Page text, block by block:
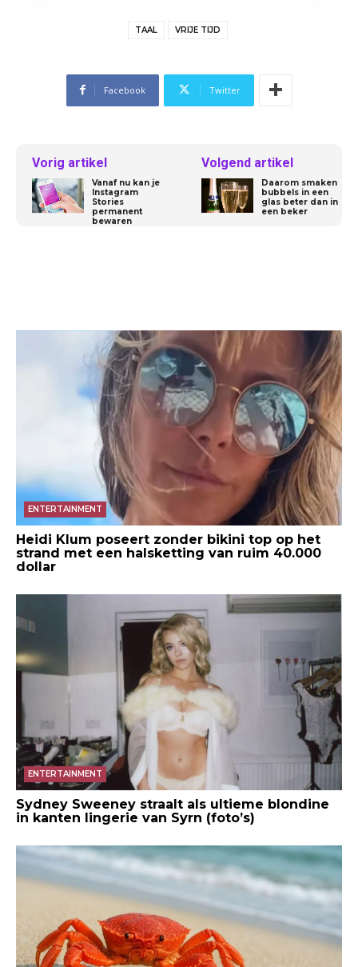
TAAL VRIJE TIJD
Facebook Twitter
Vorig artikel
Vanaf nu kan je
Instagram
Stories
permanent
bewaren
Volgend artikel
Daarom smaken
bubbels in een
glas beter dan in
een beker
ENTERTAINMENT
Heidi Klum poseert zonder bikini top op het
strand met een halsketting van ruim 40.000
dollar
ENTERTAINMENT
Sydney Sweeney straalt als ultieme blondine
in kanten lingerie van Syrn (foto’s)